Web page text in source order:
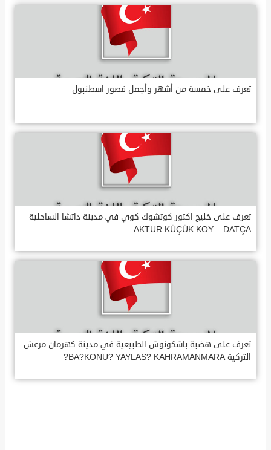
تعرف على خمسة من أشهر وأجمل قصور اسطنبول
تعرف على خليج اكتور كوتشوك كوي في مدينة داتشا الساحلية
AKTUR KÜÇÜK KOY – DATÇA
تعرف على هضبة باشكونوش الطبيعية في مدينة كهرمان مرعش
التركية BA?KONU? YAYLAS? KAHRAMANMARA?